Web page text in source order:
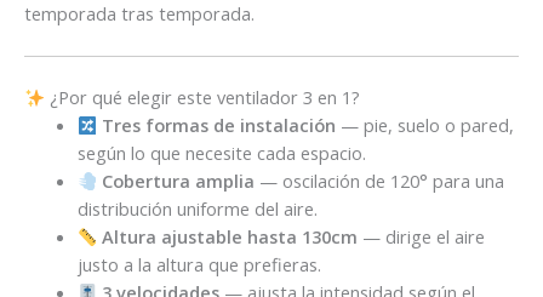
temporada tras temporada.
¿Por qué elegir este ventilador 3 en 1?
Tres formas de instalación — pie, suelo o pared,
según lo que necesite cada espacio.
Cobertura amplia — oscilación de 120° para una
distribución uniforme del aire.
Altura ajustable hasta 130cm — dirige el aire
justo a la altura que prefieras.